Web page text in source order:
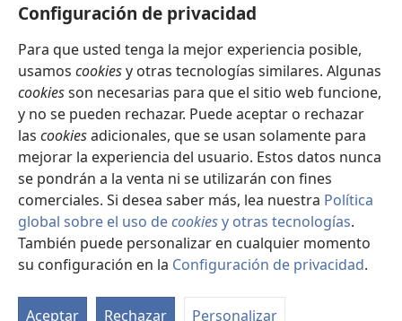
Configuración de privacidad
Para que usted tenga la mejor experiencia posible,
usamos cookiesy otras tecnologías similares. Algunas
cookiesson necesarias para que el sitio web funcione,
y no se pueden rechazar. Puede aceptar o rechazar
las cookiesadicionales, que se usan solamente para
mejorar la experiencia del usuario. Estos datos nunca
se pondrán a la venta ni se utilizarán con fines
comerciales. Si desea saber más, lea nuestra Política
global sobre el uso decookiesy otras tecnologías.
También puede personalizar en cualquier momento
su configuración en la Configuración de privacidad.
Aceptar Rechazar Personalizar
nueva INTERNETPI QILLQAKUNA Watchtower™
una
nueva
ventana)
JW Hub
(abre
una
nueva
ventana)
JW Library®
Watchtower Library
Copyright© 2026 Watch Tower Bible and Tract Society of Pennsylvania.
IMAYNA SERVICHIKUNAPAQ|WAQAYCHASQA KANANPAQ|
CONFIGURACIÓN DE PRIVACIDAD